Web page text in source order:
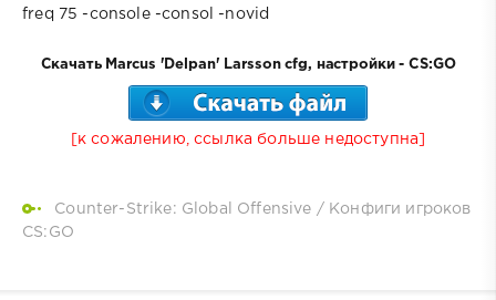
freq 75 -console -consol -novid
Скачать Marcus 'Delpan' Larsson cfg, настройки - CS:GO
[к сожалению, ссылка больше недоступна]
Counter-Strike: Global Offensive / Конфиги игроков
CS:GO